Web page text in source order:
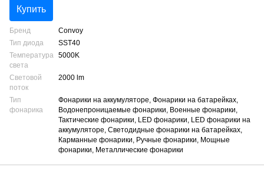
Купить
Бренд
Convoy
Тип диода
SST40
Температура
света
5000K
Световой
поток
2000 lm
Тип
фонарика
Фонарики на аккумуляторе, Фонарики на батарейках,
Водонепроницаемые фонарики, Военные фонарики,
Тактические фонарики, LED фонарики, LED фонарики на
аккумуляторе, Светодидные фонарики на батарейках,
Карманные фонарики, Ручные фонарики, Мощные
фонарики, Металлические фонарики